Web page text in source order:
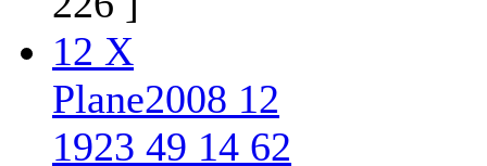
12 X
Plane2008 12
1923 49 14 62